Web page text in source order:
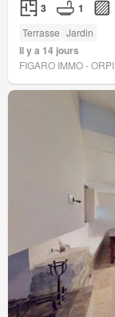
3 1
Terrasse Jardin
Il y a 14 jours